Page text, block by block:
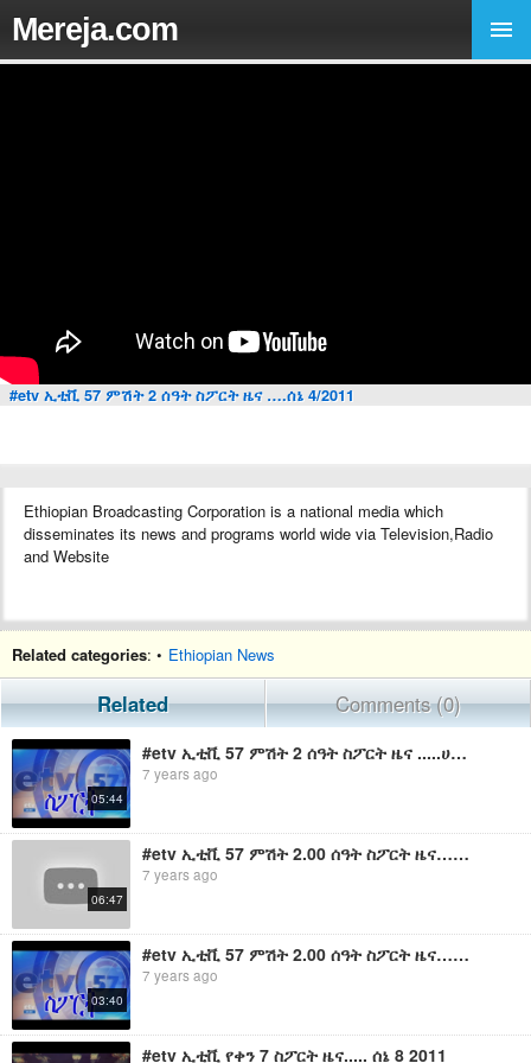
Mereja.com
#etv ኢቲቪ 57 ምሽት 2 ሰዓት ስፖርት ዜና ….ሰኔ 4/2011
Ethiopian Broadcasting Corporation is a national media which
disseminates its news and programs world wide via Television,Radio
and Website
Related categories: • Ethiopian News
Related Comments (0)
05:44
#etv ኢቲቪ 57 ምሽት 2 ሰዓት ስፖርት ዜና .....ሀምሌ 29/ 2011 ዓ.ም
7 years ago
06:47
#etv ኢቲቪ 57 ምሽት 2.00 ሰዓት ስፖርት ዜና….ሐምሌ 8 ቀን 2011 ዓ.ም
7 years ago
03:40
#etv ኢቲቪ 57 ምሽት 2.00 ሰዓት ስፖርት ዜና…… ሐምሌ 9/ 2011 ዓ.ም
7 years ago
#etv ኢቲቪ የቀን 7 ስፖርት ዜና..... ሰኔ 8 2011